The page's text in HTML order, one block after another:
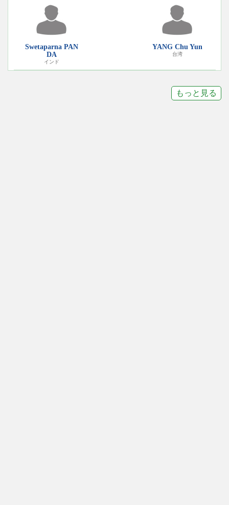
Swetaparna PAN
DA
インド
YANG Chu Yun
台湾
もっと見る